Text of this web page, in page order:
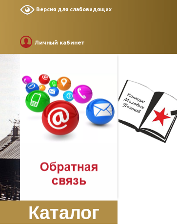
Версия для слабовидящих
Личный кабинет
Каталог